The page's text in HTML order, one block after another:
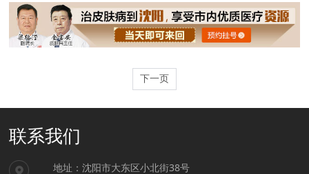
下一页
联系我们
地址：沈阳市大东区小北街38号